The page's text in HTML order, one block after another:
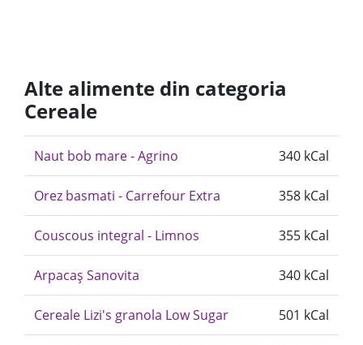
Alte alimente din categoria
Cereale
Naut bob mare - Agrino 340 kCal
Orez basmati - Carrefour Extra 358 kCal
Couscous integral - Limnos 355 kCal
Arpacaș Sanovita 340 kCal
Cereale Lizi's granola Low Sugar 501 kCal